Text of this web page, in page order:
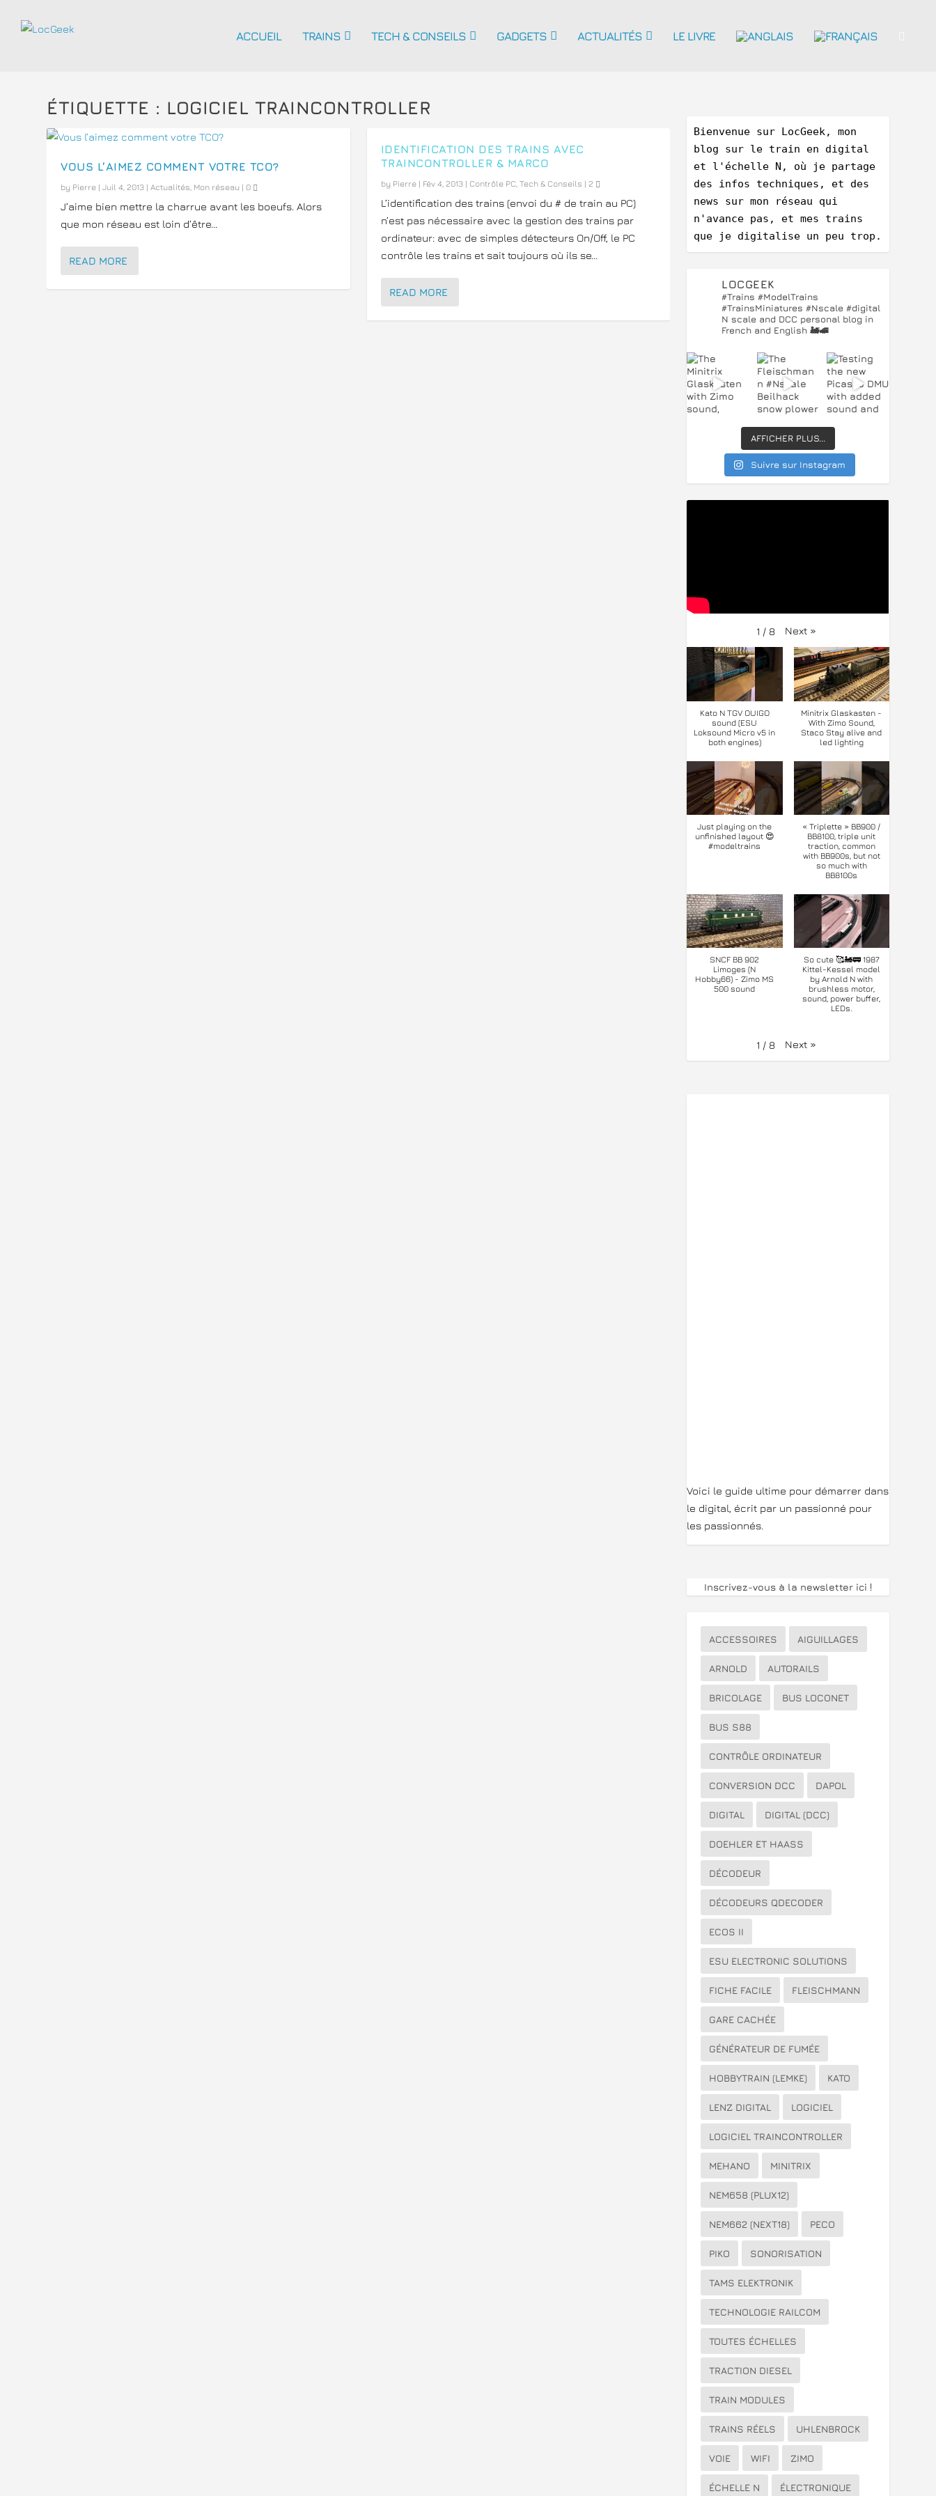
ACCUEIL TRAINS TECH & CONSEILS GADGETS ACTUALITÉS LE LIVRE
ÉTIQUETTE : LOGICIEL TRAINCONTROLLER
VOUS L’AIMEZ COMMENT VOTRE TCO?
by Pierre |Juil 4, 2013 |Actualités Mon réseau |0
J’aime bien mettre la charrue avant les boeufs. Alors
que mon réseau est loin d’être...
READ MORE
IDENTIFICATION DES TRAINS AVEC
TRAINCONTROLLER & MARCO
by Pierre| Fév 4, 2013| Contrôle PC Tech & Conseils | 2
L’identification des trains (envoi du # de train au PC)
n’est pas nécessaire avec la gestion des trains par
ordinateur: avec de simples détecteurs On/Off, le PC
contrôle les trains et sait toujours où ils se...
READ MORE
Bienvenue sur LocGeek, mon
blog sur le train en digital
et l'échelle N, où je partage
des infos techniques, et des
news sur mon réseau qui
n'avance pas, et mes trains
que je digitalise un peu trop.
LOCGEEK
#Trains #ModelTrains
#TrainsMiniatures #Nscale #digital
N scale and DCC personal blog in
French and English 🚂🚅
AFFICHER PLUS...
Suivre sur Instagram
1 / 8 Next »
Kato N TGV OUIGO
sound (ESU
Loksound Micro v5 in
both engines)
Minitrix Glaskasten -
With Zimo Sound,
Staco Stay alive and
led lighting
Just playing on the
unfinished layout 😍
#modeltrains
« Triplette » BB900 /
BB8100, triple unit
traction, common
with BB900s, but not
so much with
BB8100s
SNCF BB 902
Limoges (N
Hobby66) - Zimo MS
500 sound
So cute 🥰🚂🚃 1987
Kittel-Kessel model
by Arnold N with
brushless motor,
sound, power buffer,
LEDs.
1 / 8 Next »
Voici le guide ultime pour démarrer dans
le digital, écrit par un passionné pour
les passionnés.
Inscrivez-vous à la newsletter ici !
ACCESSOIRES AIGUILLAGES
ARNOLD AUTORAILS
BRICOLAGE BUS LOCONET
BUS S88
CONTRÔLE ORDINATEUR
CONVERSION DCC DAPOL
DIGITAL DIGITAL (DCC)
DOEHLER ET HAASS
DÉCODEUR
DÉCODEURS QDECODER
ECOS II
ESU ELECTRONIC SOLUTIONS
FICHE FACILE FLEISCHMANN
GARE CACHÉE
GÉNÉRATEUR DE FUMÉE
HOBBYTRAIN (LEMKE) KATO
LENZ DIGITAL LOGICIEL
LOGICIEL TRAINCONTROLLER
MEHANO MINITRIX
NEM658 (PLUX12)
NEM662 (NEXT18) PECO
PIKO SONORISATION
TAMS ELEKTRONIK
TECHNOLOGIE RAILCOM
TOUTES ÉCHELLES
TRACTION DIESEL
TRAIN MODULES
TRAINS RÉELS UHLENBROCK
VOIE WIFI ZIMO
ÉCHELLE N ÉLECTRONIQUE